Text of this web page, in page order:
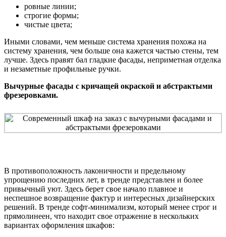
ровные линии;
строгие формы;
чистые цвета;
Иными словами, чем меньше система хранения похожа на
систему хранения, чем больше она кажется частью стены, тем
лучше. Здесь правят бал гладкие фасады, неприметная отделка
и незаметные профильные ручки.
Вычурные фасады с кричащей окраской и абстрактыми
фрезеровками.
В противоположность лаконичности и предельному
упрощению последних лет, в тренде представлен и более
привычный уют. Здесь берет свое начало плавное и
неспешное возвращение фактур и интересных дизайнерских
решений. В тренде софт-минимализм, который менее строг и
прямолинеен, что находит свое отражение в нескольких
вариантах оформления шкафов: